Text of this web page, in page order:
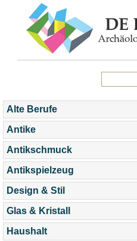
Alte Berufe
Antike
Antikschmuck
Antikspielzeug
Design & Stil
Glas & Kristall
Haushalt